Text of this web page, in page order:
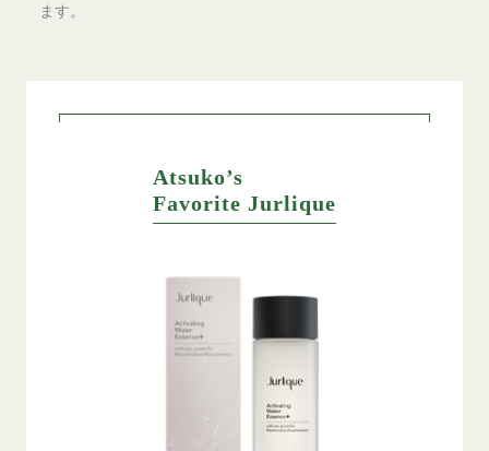
ます。
Atsuko’s
Favorite Jurlique